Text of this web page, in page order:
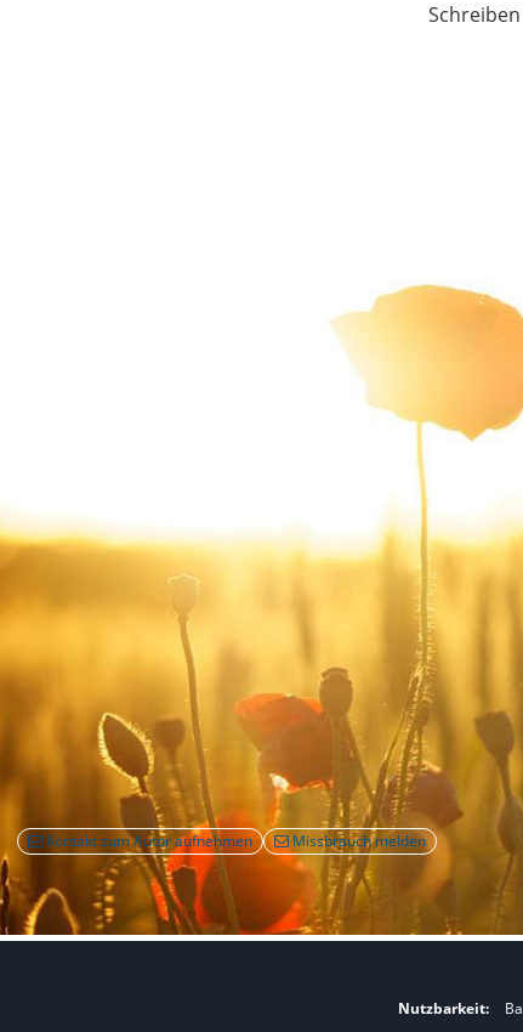
Kontakt zum Autor aufnehmen Missbrauch melden
Nutzbarkeit: